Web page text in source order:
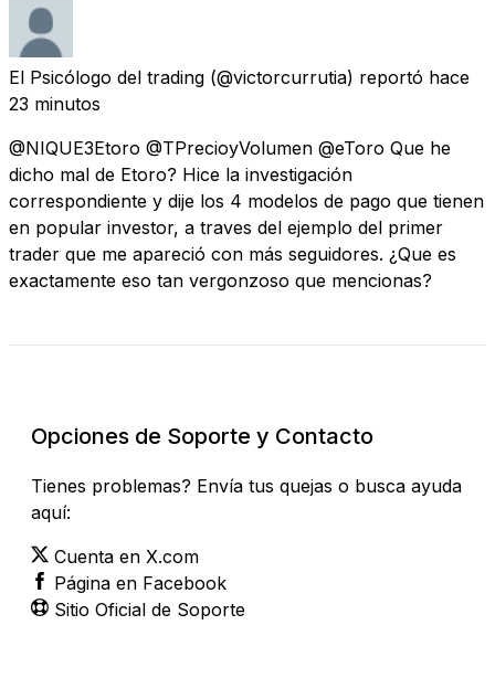
El Psicólogo del trading (@victorcurrutia) reportó hace
23 minutos
@NIQUE3Etoro @TPrecioyVolumen @eToro Que he
dicho mal de Etoro? Hice la investigación
correspondiente y dije los 4 modelos de pago que tienen
en popular investor, a traves del ejemplo del primer
trader que me apareció con más seguidores. ¿Que es
exactamente eso tan vergonzoso que mencionas?
Opciones de Soporte y Contacto
Tienes problemas? Envía tus quejas o busca ayuda
aquí:
Cuenta en X.com
Página en Facebook
Sitio Oficial de Soporte